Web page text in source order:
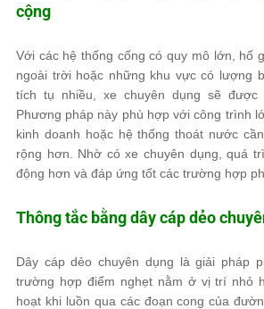
cộng
Với các hệ thống cống có quy mô lớn, hố
ngoài trời hoặc những khu vực có lượng
tích tụ nhiều, xe chuyên dụng sẽ được
Phương pháp này phù hợp với công trình
kinh doanh hoặc hệ thống thoát nước
rộng hơn. Nhờ có xe chuyên dụng, quá
động hơn và đáp ứng tốt các trường hợp
Thông tắc bằng dây cáp dẻo
Dây cáp dẻo chuyên dụng là giải pháp
trường hợp điểm nghẹt nằm ở vị trí nhỏ
hoạt khi luồn qua các đoạn cong của